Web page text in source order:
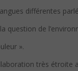
différentes
question de
».
très étroite